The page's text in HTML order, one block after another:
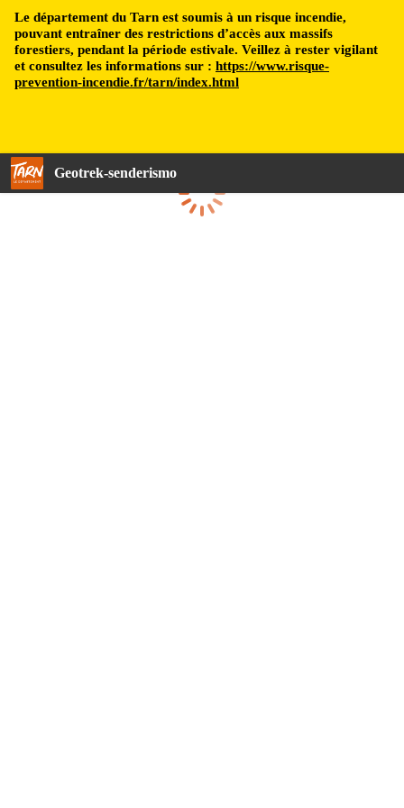
Le département du Tarn est soumis à un risque incendie,
pouvant entraîner des restrictions d’accès aux massifs
forestiers, pendant la période estivale. Veillez à rester vigilant
et consultez les informations sur : https://www.risque-
prevention-incendie.fr/tarn/index.html
Geotrek-senderismo
Cargando